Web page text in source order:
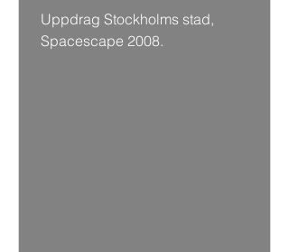
Uppdrag Stockholms stad,
Spacescape 2008.